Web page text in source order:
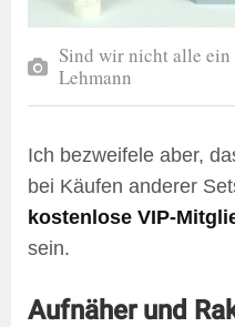
Sind wir nicht alle
Lehmann
Ich bezweifele aber,
bei Käufen anderer
kostenlose VIP-
sein.
Aufnäher und